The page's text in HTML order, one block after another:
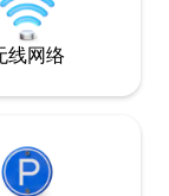
线网络